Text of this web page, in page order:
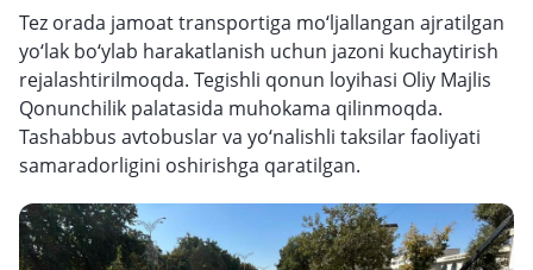
Tez orada jamoat transportiga mo‘ljallangan ajratilgan
yo‘lak bo‘ylab harakatlanish uchun jazoni kuchaytirish
rejalashtirilmoqda. Tegishli qonun loyihasi Oliy Majlis
Qonunchilik palatasida muhokama qilinmoqda.
Tashabbus avtobuslar va yo‘nalishli taksilar faoliyati
samaradorligini oshirishga qaratilgan.